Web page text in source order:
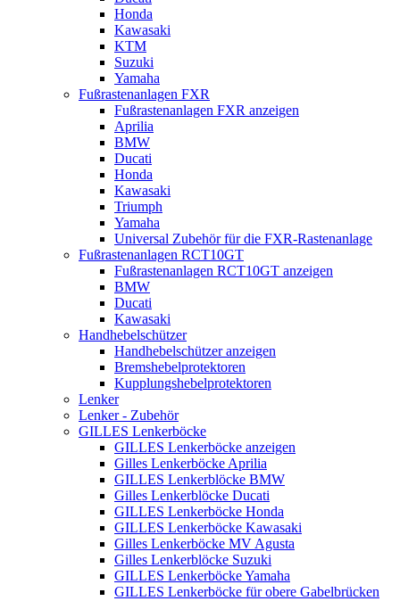
Honda
Kawasaki
KTM
Suzuki
Yamaha
Fußrastenanlagen FXR
Fußrastenanlagen FXR anzeigen
Aprilia
BMW
Ducati
Honda
Kawasaki
Triumph
Yamaha
Universal Zubehör für die FXR-Rastenanlage
Fußrastenanlagen RCT10GT
Fußrastenanlagen RCT10GT anzeigen
BMW
Ducati
Kawasaki
Handhebelschützer
Handhebelschützer anzeigen
Bremshebelprotektoren
Kupplungshebelprotektoren
Lenker
Lenker - Zubehör
GILLES Lenkerböcke
GILLES Lenkerböcke anzeigen
Gilles Lenkerböcke Aprilia
GILLES Lenkerblöcke BMW
Gilles Lenkerblöcke Ducati
GILLES Lenkerböcke Honda
GILLES Lenkerböcke Kawasaki
Gilles Lenkerböcke MV Agusta
Gilles Lenkerblöcke Suzuki
GILLES Lenkerböcke Yamaha
GILLES Lenkerböcke für obere Gabelbrücken